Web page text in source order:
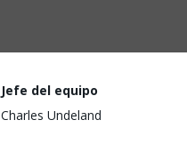
Jefe del equipo
Charles Undeland